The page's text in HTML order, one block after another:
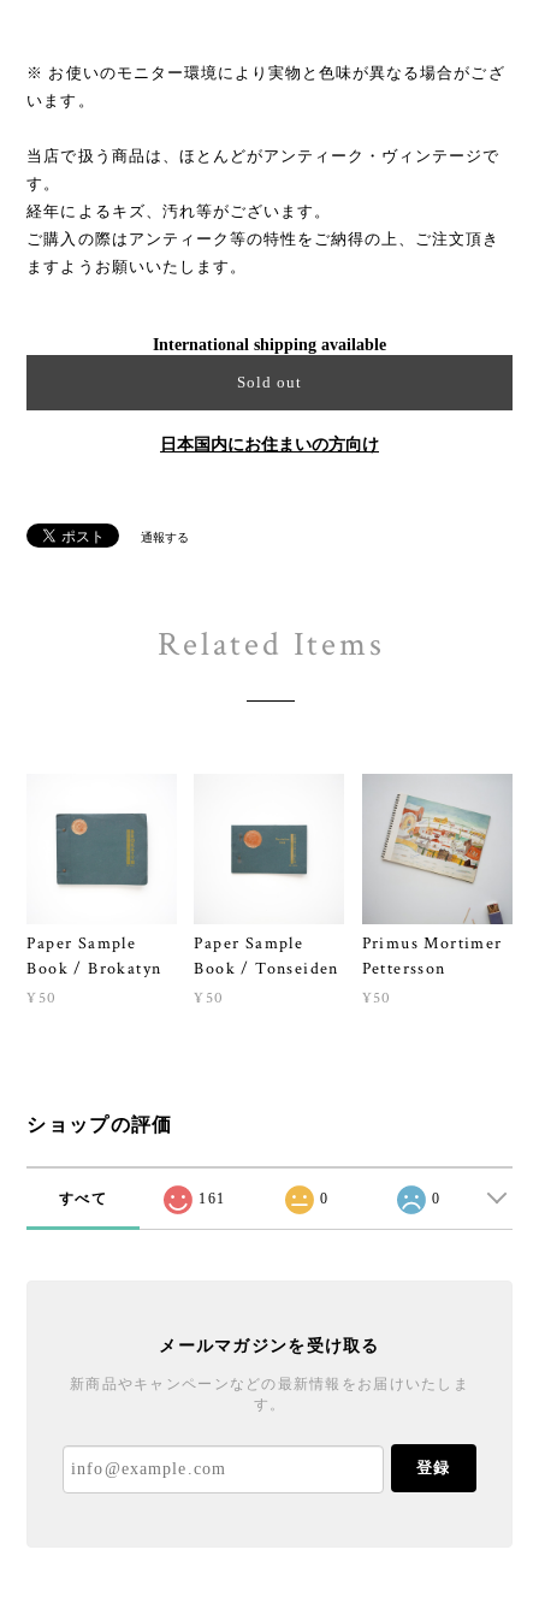
※ お使いのモニター環境により実物と色味が異なる場合がござ
います。
当店で扱う商品は、ほとんどがアンティーク・ヴィンテージで
す。
経年によるキズ、汚れ等がございます。
ご購入の際はアンティーク等の特性をご納得の上、ご注文頂き
ますようお願いいたします。
International shipping available
Sold out
日本国内にお住まいの方向け
通報する
Related Items
Paper Sample
Book / Brokatyn
¥50
Paper Sample
Book / Tonseiden
¥50
Primus Mortimer
Pettersson
¥50
ショップの評価
すべて 161 0 0
メールマガジンを受け取る
新商品やキャンペーンなどの最新情報をお届けいたしま
す。
登録